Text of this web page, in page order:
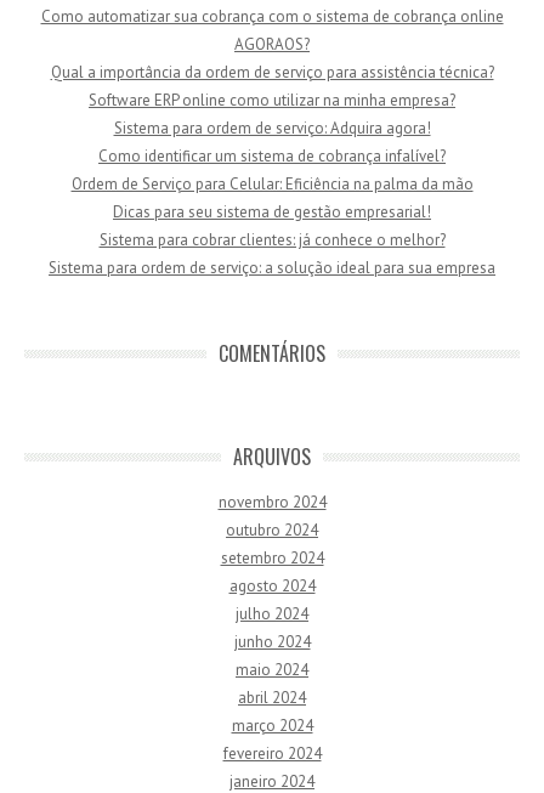
Como automatizar sua cobrança com o sistema de cobrança online
AGORAOS?
Qual a importância da ordem de serviço para assistência técnica?
Software ERP online como utilizar na minha empresa?
Sistema para ordem de serviço: Adquira agora!
Como identificar um sistema de cobrança infalível?
Ordem de Serviço para Celular: Eficiência na palma da mão
Dicas para seu sistema de gestão empresarial!
Sistema para cobrar clientes: já conhece o melhor?
Sistema para ordem de serviço: a solução ideal para sua empresa
COMENTÁRIOS
ARQUIVOS
novembro 2024
outubro 2024
setembro 2024
agosto 2024
julho 2024
junho 2024
maio 2024
abril 2024
março 2024
fevereiro 2024
janeiro 2024